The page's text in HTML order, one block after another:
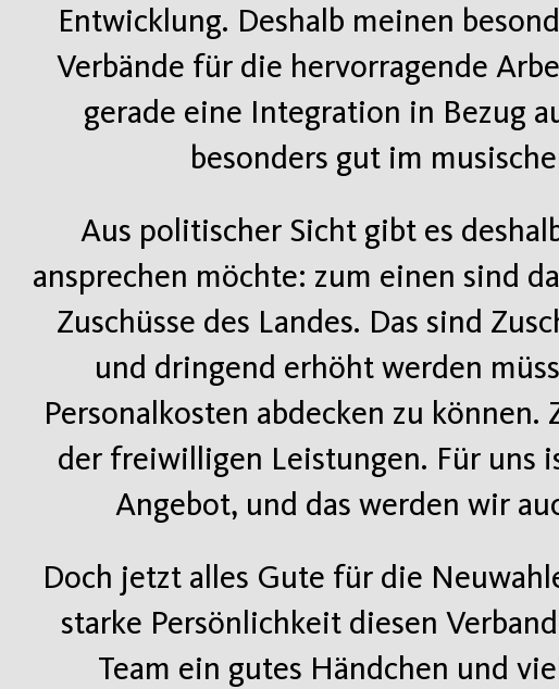
Entwicklung. Deshalb meinen
Verbände für die hervorragende
gerade eine Integration in Bezug
besonders gut im
Aus politischer Sicht gibt es
ansprechen möchte: zum einen sind
Zuschüsse des Landes. Das sind
und dringend erhöht werden
Personalkosten abdecken zu
der freiwilligen Leistungen. Für uns
Angebot, und das werden wir
Doch jetzt alles Gute für die
starke Persönlichkeit diesen
Team ein gutes Händchen und